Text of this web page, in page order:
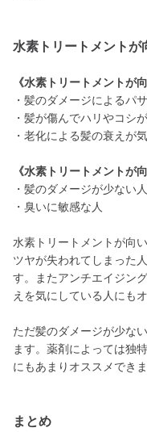
水素トリートメントが
《水素トリートメントが
・髪のダメージによるパ
・髪が傷んでハリやコシ
・老化による髪の衰えが
《水素トリートメントが
・髪のダメージが少ない人
・臭いに敏感な人
水素トリートメントが向
ツヤが失われてしまった
す。またアンチエイジン
えを気にしている人にも
ただ髪のダメージが少な
ます。薬剤によっては独
にもあまりオススメできま
まとめ